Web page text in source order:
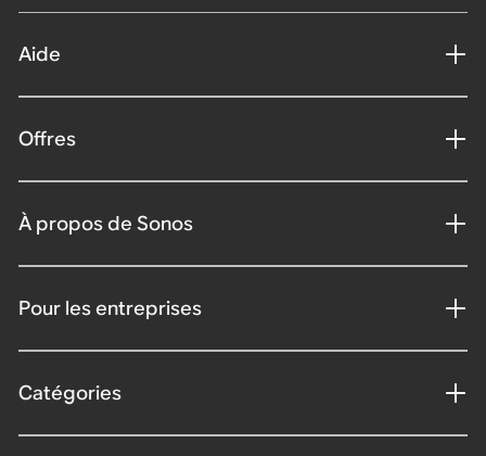
Aide
Offres
À propos de Sonos
Pour les entreprises
Catégories